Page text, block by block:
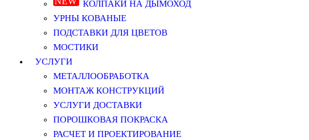
КОЛПАКИ НА ДЫМОХОД
УРНЫ КОВАНЫЕ
ПОДСТАВКИ ДЛЯ ЦВЕТОВ
МОСТИКИ
УСЛУГИ
МЕТАЛЛООБРАБОТКА
МОНТАЖ КОНСТРУКЦИЙ
УСЛУГИ ДОСТАВКИ
ПОРОШКОВАЯ ПОКРАСКА
РАСЧЕТ И ПРОЕКТИРОВАНИЕ